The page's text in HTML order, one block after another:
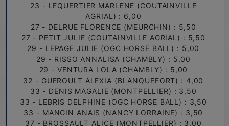
23 - LEQUERTIER MARLENE (COUTAINVILLE
AGRIAL) : 6,00
27 - DELRUE FLORENCE (MEURCHIN) : 5,50
27 - PETIT JULIE (COUTAINVILLE AGRIAL) : 5,50
29 - LEPAGE JULIE (OGC HORSE BALL) : 5,00
29 - RISSO ANNALISA (CHAMBLY) : 5,00
29 - VENTURA LOLA (CHAMBLY) : 5,00
32 - GUEROULT ALEXIA (BLANQUEFORT) : 4,00
33 - DENIS MAGALIE (MONTPELLIER) : 3,50
33 - LEBRIS DELPHINE (OGC HORSE BALL) : 3,50
33 - MANGIN ANAIS (NANCY LORRAINE) : 3,50
37 - BROSSAULT ALICE (MONTPELLIER) : 3,00